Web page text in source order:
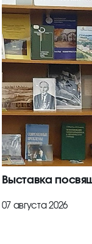
Выставка
07 августа 2026